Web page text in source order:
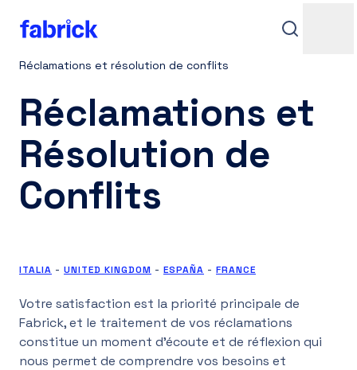
Contacts
Accès
Réclamations et résolution de conflits
Réclamations et
Résolution de
Conflits
ITALIA - UNITED KINGDOM - ESPAÑA - FRANCE
Votre satisfaction est la priorité principale de
Fabrick, et le traitement de vos réclamations
constitue un moment d'écoute et de réflexion qui
nous permet de comprendre vos besoins et